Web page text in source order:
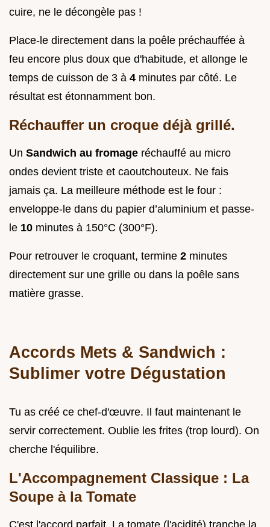
cuire, ne le décongèle pas !
Place-le directement dans la poêle préchauffée à
feu encore plus doux que d'habitude, et allonge le
temps de cuisson de 3 à 4 minutes par côté. Le
résultat est étonnamment bon.
Réchauffer un croque déjà grillé.
Un Sandwich au fromage réchauffé au micro
ondes devient triste et caoutchouteux. Ne fais
jamais ça. La meilleure méthode est le four :
enveloppe-le dans du papier d’aluminium et passe-
le 10 minutes à 150°C (300°F).
Pour retrouver le croquant, termine 2 minutes
directement sur une grille ou dans la poêle sans
matière grasse.
Accords Mets & Sandwich :
Sublimer votre Dégustation
Tu as créé ce chef-d'œuvre. Il faut maintenant le
servir correctement. Oublie les frites (trop lourd). On
cherche l'équilibre.
L'Accompagnement Classique : La
Soupe à la Tomate
C'est l'accord parfait. La tomate (l'acidité) tranche la